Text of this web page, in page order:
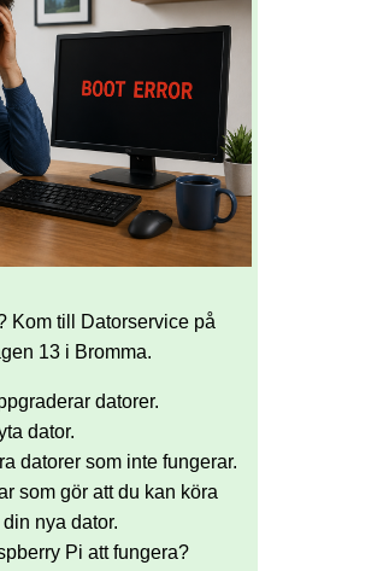
Kom till Datorservice på
13 i Bromma.
datorer.
dator.
datorer som inte fungerar.
som gör att du kan köra
nya dator.
Pi att fungera?